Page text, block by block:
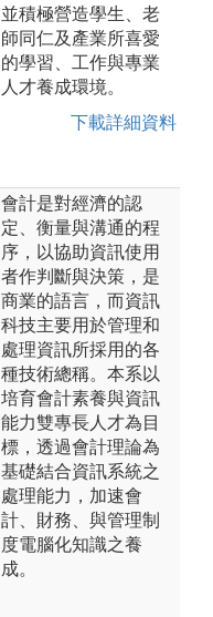
並積極營造學生、老
師同仁及產業所喜愛
的學習、工作與專業
人才養成環境。
下載詳細資料
會計是對經濟的認
定、衡量與溝通的程
序，以協助資訊使用
者作判斷與決策，是
商業的語言，而資訊
科技主要用於管理和
處理資訊所採用的各
種技術總稱。本系以
培育會計素養與資訊
能力雙專長人才為目
標，透過會計理論為
基礎結合資訊系統之
處理能力，加速會
計、財務、與管理制
度電腦化知識之養
成。